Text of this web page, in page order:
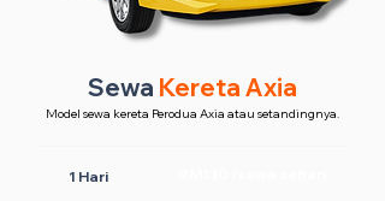
Sewa Kereta Axia
Model sewa kereta Perodua Axia atau setandingnya.
1 Hari